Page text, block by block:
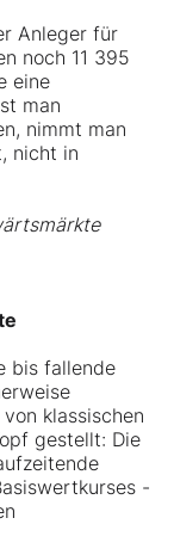
Anleger für
noch 11 395
eine
man
nimmt man
nicht in
bis fallende
klassischen
gestellt: Die
-